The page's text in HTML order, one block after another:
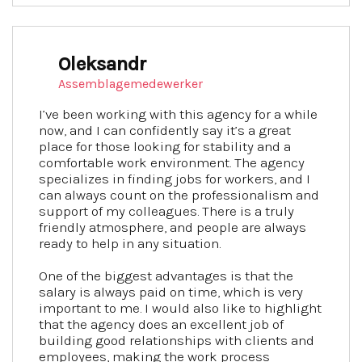
Oleksandr
Assemblagemedewerker
I’ve been working with this agency for a while
now, and I can confidently say it’s a great
place for those looking for stability and a
comfortable work environment. The agency
specializes in finding jobs for workers, and I
can always count on the professionalism and
support of my colleagues. There is a truly
friendly atmosphere, and people are always
ready to help in any situation.
One of the biggest advantages is that the
salary is always paid on time, which is very
important to me. I would also like to highlight
that the agency does an excellent job of
building good relationships with clients and
employees, making the work process